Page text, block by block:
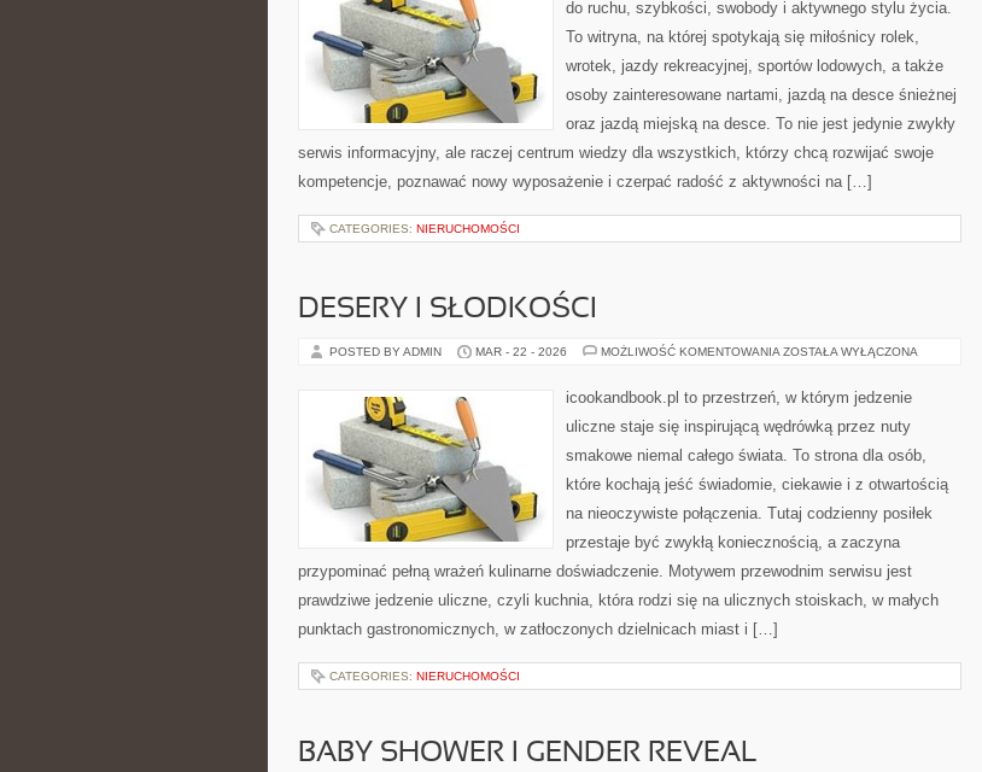
do ruchu, szybkości, swobody i aktywnego stylu życia.
To witryna, na której spotykają się miłośnicy rolek,
wrotek, jazdy rekreacyjnej, sportów lodowych, a także
osoby zainteresowane nartami, jazdą na desce śnieżnej
oraz jazdą miejską na desce. To nie jest jedynie zwykły
serwis informacyjny, ale raczej centrum wiedzy dla wszystkich, którzy chcą rozwijać swoje
kompetencje, poznawać nowy wyposażenie i czerpać radość z aktywności na […]
CATEGORIES: NIERUCHOMOŚCI
DESERY I SŁODKOŚCI
POSTED BY ADMIN MAR - 22 - 2026 MOŻLIWOŚĆ KOMENTOWANIA DESERY
ZOSTAŁA WYŁĄCZONA
icookandbook.pl to przestrzeń, w którym jedzenie
uliczne staje się inspirującą wędrówką przez nuty
smakowe niemal całego świata. To strona dla osób,
które kochają jeść świadomie, ciekawie i z otwartością
na nieoczywiste połączenia. Tutaj codzienny posiłek
przestaje być zwykłą koniecznością, a zaczyna
przypominać pełną wrażeń kulinarne doświadczenie. Motywem przewodnim serwisu jest
prawdziwe jedzenie uliczne, czyli kuchnia, która rodzi się na ulicznych stoiskach, w małych
punktach gastronomicznych, w zatłoczonych dzielnicach miast i […]
CATEGORIES: NIERUCHOMOŚCI
BABY SHOWER I GENDER REVEAL